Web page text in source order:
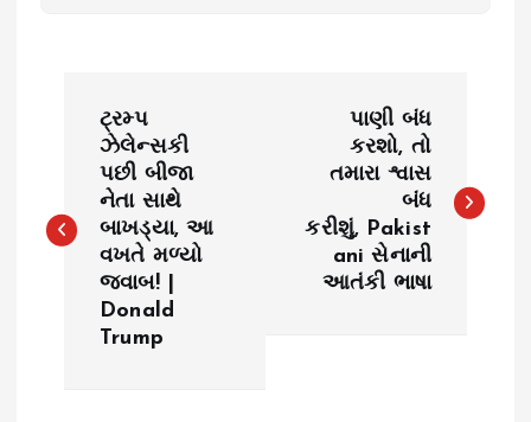
s
ટ્રમ્પ
ઝેલેન્સકી
પછી બીજા
નેતા સાથે
બાખડ્યા, આ
વખતે મળ્યો
જવાબ! |
Donald
Trump
પાણી બંધ
કરશો, તો
તમારા શ્વાસ
બંધ
કરીશું, Pakist
ani સેનાની
આતંકી ભાષા